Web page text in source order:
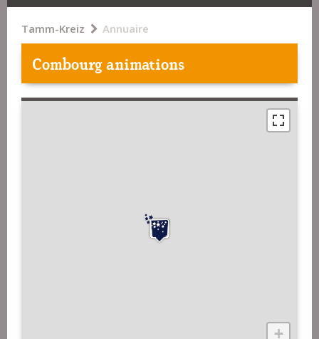
Tamm-Kreiz Annuaire
Combourg animations
+